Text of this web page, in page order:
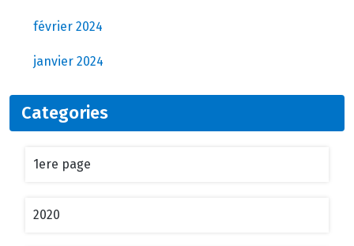
février 2024
janvier 2024
Categories
1ere page
2020